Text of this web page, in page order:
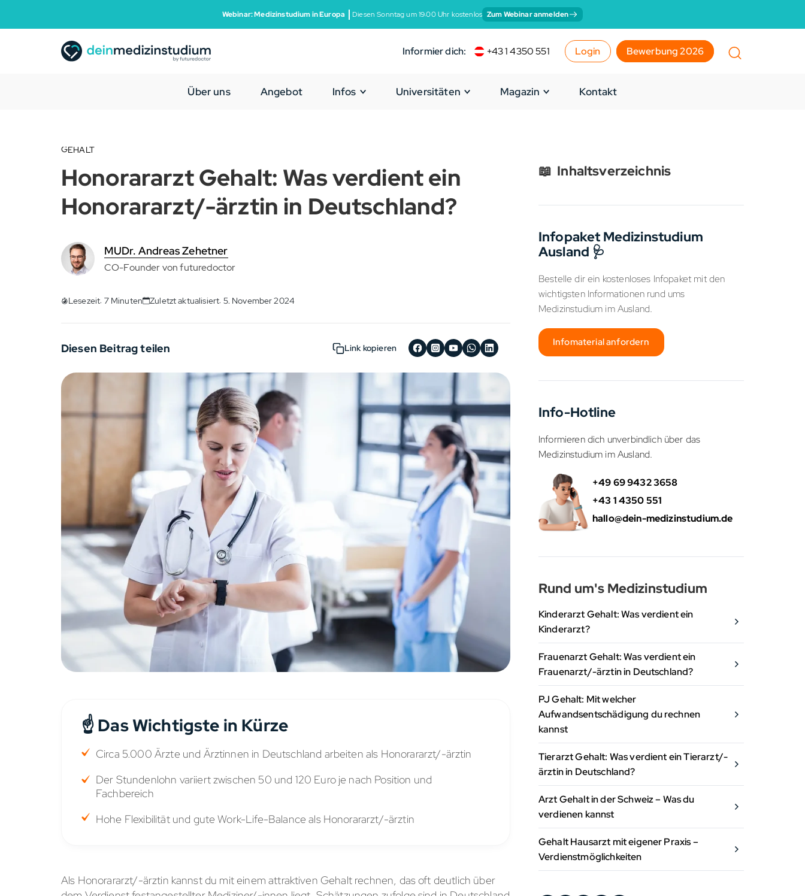
Webinar: Medizinstudium in Europa Diesen Sonntag um 19:00 Uhr kostenlos Zum Webinar anmelden
Informier dich: +43 1 4350 551 Login Bewerbung 2026
Über uns Angebot Infos Universitäten Magazin Kontakt
GEHALT
Honorararzt Gehalt: Was verdient ein
Honorararzt/-ärztin in Deutschland?
MUDr. Andreas Zehetner
CO-Founder von futuredoctor
Lesezeit: 7 Minuten Zuletzt aktualisiert: 5. November 2024
Diesen Beitrag teilen Link kopieren
☝️ Das Wichtigste in Kürze
Circa 5.000 Ärzte und Ärztinnen in Deutschland arbeiten als Honorararzt/-ärztin
Der Stundenlohn variiert zwischen 50 und 120 Euro je nach Position und
Fachbereich
Hohe Flexibilität und gute Work-Life-Balance als Honorararzt/-ärztin
Als Honorararzt/-ärztin kannst du mit einem attraktiven Gehalt rechnen, das oft deutlich über
📖 Inhaltsverzeichnis
Infopaket Medizinstudium
Ausland 🩺
Bestelle dir ein kostenloses Infopaket mit den
wichtigsten Informationen rund ums
Medizinstudium im Ausland.
Infomaterial anfordern
Info-Hotline
Informieren dich unverbindlich über das
Medizinstudium im Ausland.
+49 69 9432 3658
+43 1 4350 551
hallo@dein-medizinstudium.de
Rund um's Medizinstudium
Kinderarzt Gehalt: Was verdient ein
Kinderarzt?
Frauenarzt Gehalt: Was verdient ein
Frauenarzt/-ärztin in Deutschland?
PJ Gehalt: Mit welcher
Aufwandsentschädigung du rechnen
kannst
Tierarzt Gehalt: Was verdient ein Tierarzt/-
ärztin in Deutschland?
Arzt Gehalt in der Schweiz – Was du
verdienen kannst
Gehalt Hausarzt mit eigener Praxis –
Verdienstmöglichkeiten